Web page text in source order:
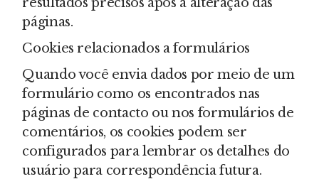
páginas.
Cookies relacionados a formulários
Quando você envia dados por meio de um
formulário como os encontrados nas
páginas de contacto ou nos formulários de
comentários, os cookies podem ser
configurados para lembrar os detalhes do
usuário para correspondência futura.